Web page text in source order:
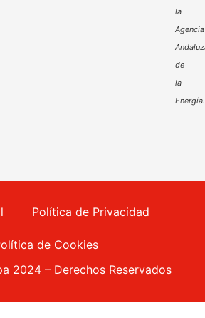
la
Agencia
de
la
Energía.
Política de Privacidad
de Cookies
2024 – Derechos Reservados